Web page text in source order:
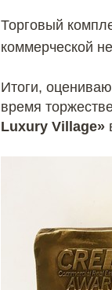
Торговый
коммерческой
Итоги,
время
Luxury Village»